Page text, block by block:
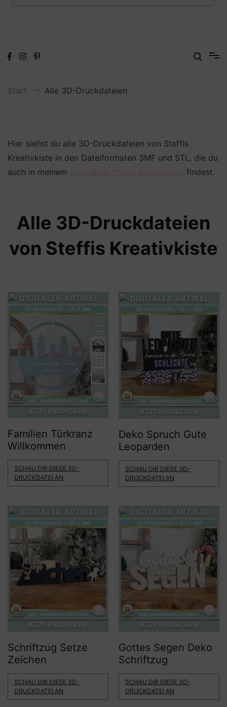
Start Alle 3D-Druckdateien
Hier siehst du alle 3D-Druckdateien von Steffis
Kreativkiste in den Dateiformaten 3MF und STL, die du
auch in meinem
findest.
Alle 3D-Druckdateien
von Steffis Kreativkiste
Familien Türkranz
Willkommen
SCHAU DIR DIESE 3D-
DRUCKDATEI AN
Deko Spruch Gute
Leoparden
SCHAU DIR DIESE 3D-
DRUCKDATEI AN
Schriftzug Setze
Zeichen
SCHAU DIR DIESE 3D-
DRUCKDATEI AN
Gottes Segen Deko
Schriftzug
SCHAU DIR DIESE 3D-
DRUCKDATEI AN